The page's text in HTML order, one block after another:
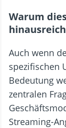
Warum
Auch wenn
spezifischen
Bedeutung
zentralen
Streaming-